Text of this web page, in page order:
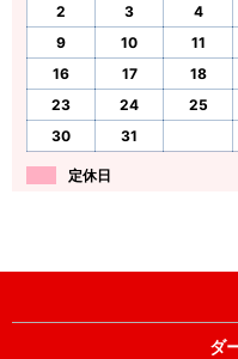
2
3 4
9
10 11
16
17 18
23
24 25
30
31
定休日
ダ